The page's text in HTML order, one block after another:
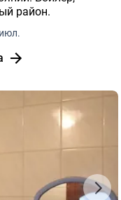
район.